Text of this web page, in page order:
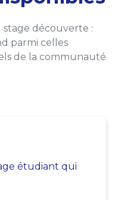
découverte :
parmi celles
de la communauté
étudiant qui